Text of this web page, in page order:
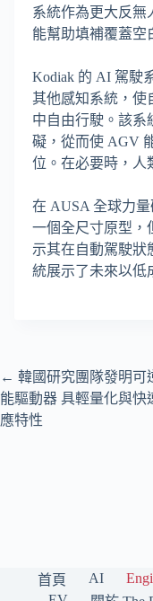
系統作為更大反無
能幫助填補覆蓋空
Kodiak 的 AI 駕駛
其他感知系統，使
中自由行駛。該系
礙，從而使 AGV
位。在必要時，人
在 AUSA 全球力
一個全尺寸原型，
示其在自動駕駛狀
統展示了未來以低
← 韓國研究團隊發明可
能驅動器 具輕量化與快
應特性
首頁 AI